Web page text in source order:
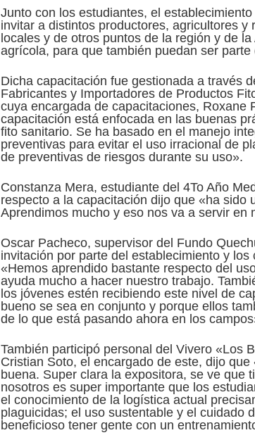
Junto con los estudiantes, el
invitar a distintos productores, agricultores y
locales y de otros puntos de la región y de
agrícola, para que también puedan ser parte
Dicha capacitación fue gestionada a través
Fabricantes y Importadores de Productos
cuya encargada de capacitaciones, Roxane
capacitación está enfocada en las buenas
fito sanitario. Se ha basado en el manejo
preventivas para evitar el uso irracional de
de preventivas de riesgos durante su uso».
Constanza Mera, estudiante del 4To Año
respecto a la capacitación dijo que «ha sido
Aprendimos mucho y eso nos va a servir en
Oscar Pacheco, supervisor del Fundo
invitación por parte del establecimiento y
«Hemos aprendido bastante respecto del
ayuda mucho a hacer nuestro trabajo.
los jóvenes estén recibiendo este nivel de
bueno se sea en conjunto y porque ellos
de lo que está pasando ahora en los
También participó personal del Vivero «Los
Cristian Soto, el encargado de este, dijo
buena. Super clara la expositora, se ve que
nosotros es super importante que los
el conocimiento de la logística actual
plaguicidas; el uso sustentable y el cuidado
beneficioso tener gente con un